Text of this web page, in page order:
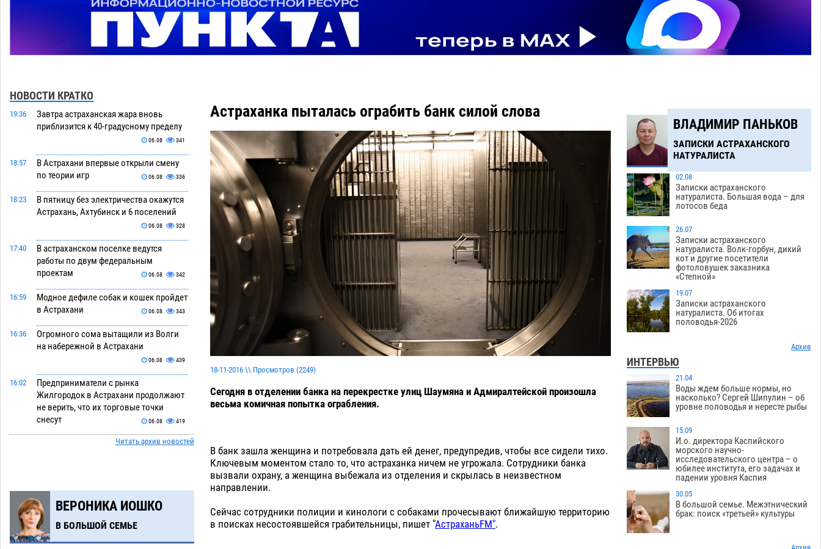
НОВОСТИ КРАТКО
19:36
Завтра астраханская жара вновь
приблизится к 40-градусному пределу
06.08 341
18:57
В Астрахани впервые открыли смену
по теории игр
06.08 336
18:23
В пятницу без электричества окажутся
Астрахань, Ахтубинск и 6 поселений
06.08 328
17:40
В астраханском поселке ведутся
работы по двум федеральным
проектам
06.08 342
16:59
Модное дефиле собак и кошек пройдет
в Астрахани
06.08 343
16:36
Огромного сома вытащили из Волги
на набережной в Астрахани
06.08 439
16:02
Предприниматели с рынка
Жилгородок в Астрахани продолжают
не верить, что их торговые точки
снесут
06.08 419
Ящерицу из астраханской пустыни
14:35
Буддийские святыни из Астрахани
выставили в музее Пушкина в Москве
13:50
Мэрия Астрахани переводит городские
Читать архив новостей
ВЕРОНИКА ИОШКО
В БОЛЬШОЙ СЕМЬЕ
Астраханка пыталась ограбить банк силой слова
18-11-2016 \\ Просмотров (2249)
Сегодня в отделении банка на перекрестке улиц Шаумяна и Адмиралтейской произошла
весьма комичная попытка ограбления.
В банк зашла женщина и потребовала дать ей денег, предупредив, чтобы все сидели тихо.
Ключевым моментом стало то, что астраханка ничем не угрожала. Сотрудники банка
вызвали охрану, а женщина выбежала из отделения и скрылась в неизвестном
направлении.
Сейчас сотрудники полиции и кинологи с собаками прочесывают ближайшую территорию
в поисках несостоявшейся грабительницы, пишет "АстраханьFM".
ВЛАДИМИР ПАНЬКОВ
ЗАПИСКИ АСТРАХАНСКОГО
НАТУРАЛИСТА
02.08
Записки астраханского
натуралиста. Большая вода – для
лотосов беда
26.07
Записки астраханского
натуралиста. Волк-горбун, дикий
кот и другие посетители
фотоловушек заказника
«Степной»
19.07
Записки астраханского
натуралиста. Об итогах
половодья-2026
Архив
ИНТЕРВЬЮ
21.04
Воды ждем больше нормы, но
насколько? Сергей Шипулин – об
уровне половодья и нересте рыбы
15.09
И.о. директора Каспийского
морского научно-
исследовательского центра – о
юбилее института, его задачах и
падении уровня Каспия
30.05
В большой семье. Межэтнический
брак: поиск «третьей» культуры